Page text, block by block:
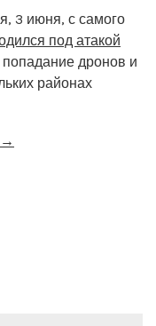
3 июня, с самого
под атакой
дронов и
районах
→